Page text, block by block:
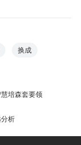
换成
培森套要领
析